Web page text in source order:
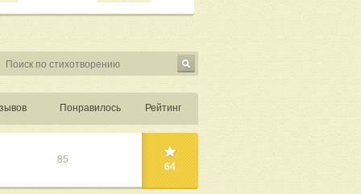
Понравилось Рейтинг
85
64